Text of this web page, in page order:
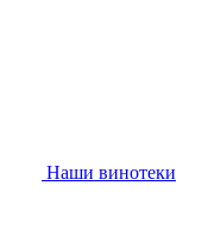
Наши винотеки